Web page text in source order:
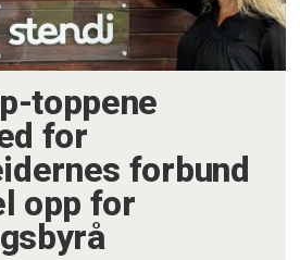
toppene
for
forbund
opp for